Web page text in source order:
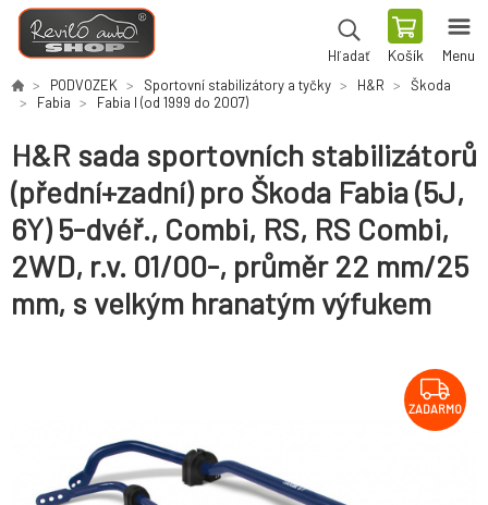
Hľadať Košík Menu
PODVOZEK Sportovní stabilizátory a tyčky H&R
Škoda
Fabia
Fabia I (od 1999 do 2007)
H&R sada sportovních stabilizátorů
(přední+zadní) pro Škoda Fabia (5J,
6Y) 5-dvéř., Combi, RS, RS Combi,
2WD, r.v. 01/00-, průměr 22 mm/25
mm, s velkým hranatým výfukem
ZADARMO